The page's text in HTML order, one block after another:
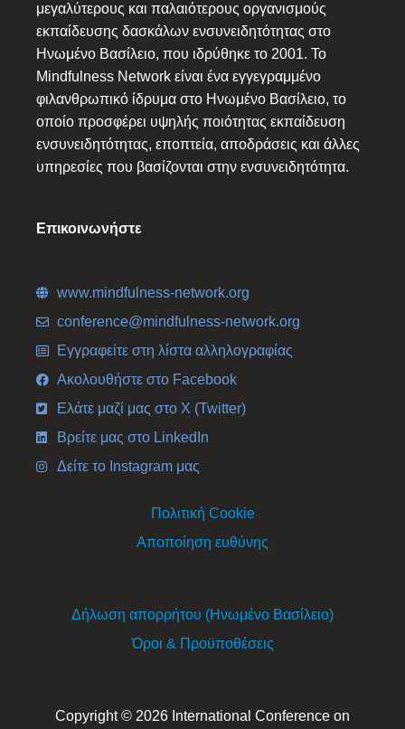
μεγαλύτερους και παλαιότερους οργανισμούς
εκπαίδευσης δασκάλων ενσυνειδητότητας στο
Ηνωμένο Βασίλειο, που ιδρύθηκε το 2001. Το
Mindfulness Network είναι ένα εγγεγραμμένο
φιλανθρωπικό ίδρυμα στο Ηνωμένο Βασίλειο, το
οποίο προσφέρει υψηλής ποιότητας εκπαίδευση
ενσυνειδητότητας, εποπτεία, αποδράσεις και άλλες
υπηρεσίες που βασίζονται στην ενσυνειδητότητα.
Επικοινωνήστε
www.mindfulness-network.org
conference@mindfulness-network.org
Εγγραφείτε στη λίστα αλληλογραφίας
Ακολουθήστε στο Facebook
Ελάτε μαζί μας στο X (Twitter)
Βρείτε μας στο LinkedIn
Δείτε το Instagram μας
Πολιτική Cookie
Αποποίηση ευθύνης
Δήλωση απορρήτου (Ηνωμένο Βασίλειο)
Όροι & Προϋποθέσεις
Copyright © 2026 International Conference on